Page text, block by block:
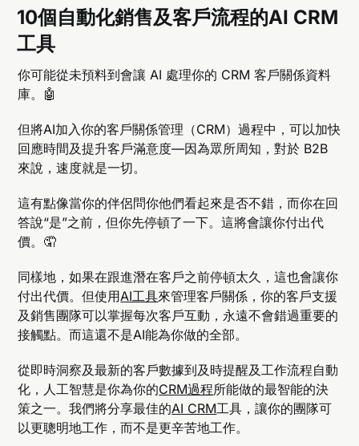
10個自動化銷售及客戶流程的AI CRM
工具
你可能從未預料到會讓 AI 處理你的 CRM 客戶關係資料
庫。🤖
但將AI加入你的客戶關係管理（CRM）過程中，可以加快
回應時間及提升客戶滿意度—因為眾所周知，對於 B2B
來說，速度就是一切。
這有點像當你的伴侶問你他們看起來是否不錯，而你在回
答說“是”之前，但你先停頓了一下。這將會讓你付出代
價。🤦
同樣地，如果在跟進潛在客戶之前停頓太久，這也會讓你
付出代價。但使用AI工具來管理客戶關係，你的客戶支援
及銷售團隊可以掌握每次客戶互動，永遠不會錯過重要的
接觸點。而這還不是AI能為你做的全部。
從即時洞察及最新的客戶數據到及時提醒及工作流程自動
化，人工智慧是你為你的CRM過程所能做的最智能的決
策之一。我們將分享最佳的AI CRM工具，讓你的團隊可
以更聰明地工作，而不是更辛苦地工作。